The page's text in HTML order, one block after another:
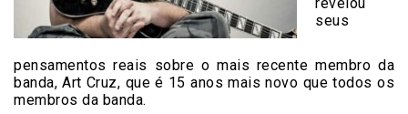
seus
pensamentos reais sobre o mais recente membro da
banda, Art Cruz, que é 15 anos mais novo que todos os
membros da banda.